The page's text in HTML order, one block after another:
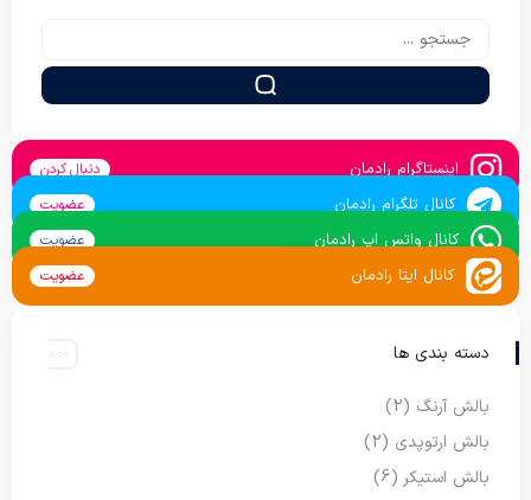
اینستاگرام رادمان دنبال کردن
کانال تلگرام رادمان عضویت
کانال واتس اپ رادمان عضویت
کانال ایتا رادمان عضویت
دسته بندی ها
بالش آرنگ (2)
بالش ارتوپدی (2)
بالش استیکر (6)